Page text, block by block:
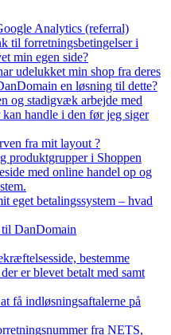
Analytics (referral)
til forretningsbetingelser i
min egen side?
udelukket min shop fra deres
en løsning til dette?
og stadigvæk arbejde med
handle i den før jeg siger
fra mit layout ?
produktgrupper i Shoppen
med online handel op og
eget betalingssystem – hvad
DanDomain
bestemme
er blevet betalt med samt
få indløsningsaftalerne på
fra NETS,